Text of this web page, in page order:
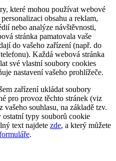
které mohou používat webové
obsahu a reklam,
nebo analýze návštěvnosti,
stránka pamatovala vaše
do vašeho zařízení (např. do
Každá webová stránka
své vlastní soubory cookies
nastavení vašeho prohlížeče.
zařízení ukládat soubory
pro provoz těchto stránek (viz
vašeho souhlasu, na základě tzv.
ostatní typy souborů cookie
text najdete zde, a který můžete
.